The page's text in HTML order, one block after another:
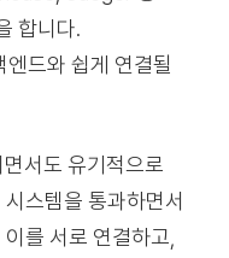
합니다.
드와 쉽게 연결될
서도 유기적으로
스템을 통과하면서
를 서로 연결하고,